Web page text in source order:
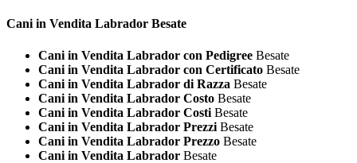
Cani in Vendita Labrador Besate
Cani in Vendita Labrador con Pedigree Besate
Cani in Vendita Labrador con Certificato Besate
Cani in Vendita Labrador di Razza Besate
Cani in Vendita Labrador Costo Besate
Cani in Vendita Labrador Costi Besate
Cani in Vendita Labrador Prezzi Besate
Cani in Vendita Labrador Prezzo Besate
Cani in Vendita Labrador Besate